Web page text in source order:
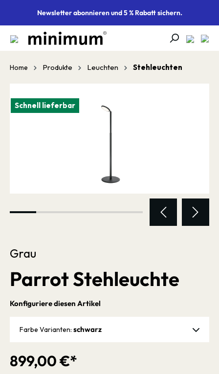
springenNewsletter abonnieren und 5 % Rabatt sichern.
Home Produkte Leuchten Stehleuchten
Schnell lieferbar
Grau
Parrot Stehleuchte
899,00 €*
Konfiguriere diesen Artikel
Farbe Varianten: schwarz